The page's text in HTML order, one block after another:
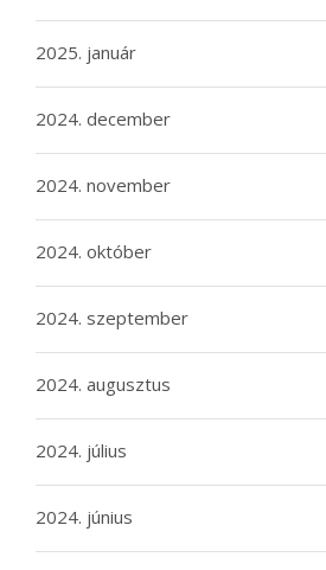
2025. január
2024. december
2024. november
2024. október
2024. szeptember
2024. augusztus
2024. július
2024. június